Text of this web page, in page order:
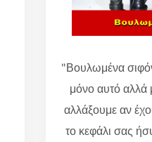
"Βουλωμένα
μόνο αυτό αλλά
αλλάξουμε αν
το κεφάλι σας